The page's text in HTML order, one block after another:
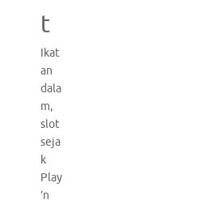
t
Ikat
an
dala
m,
slot
seja
k
Play
’n